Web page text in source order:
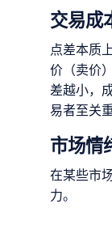
交易成
点差本质
价（卖价
差越小，
易者至关重
市场情
在某些市
力。